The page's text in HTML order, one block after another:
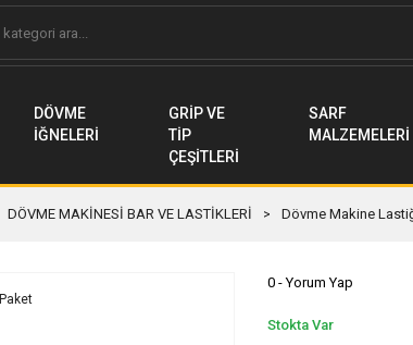
DÖVME
İĞNELERİ
GRİP VE
TİP
ÇEŞİTLERİ
SARF
MALZEMELERİ
DÖVME MAKİNESİ BAR VE LASTİKLERİ Dövme Makine
0 - Yorum Yap
Stokta Var